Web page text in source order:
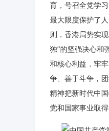
育，号召全党学
最大限度保护了
则，香港局势实
独”的坚强决心和
和核心利益，牢
争、善于斗争，
精神把新时代中
党和国家事业取